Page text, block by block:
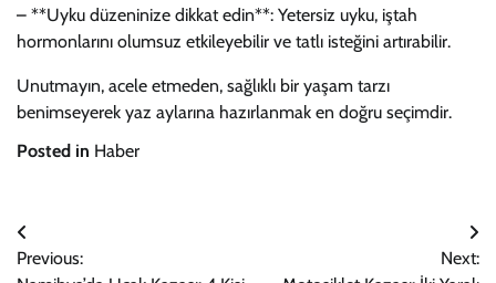
– **Uyku düzeninize dikkat edin**: Yetersiz uyku, iştah
hormonlarını olumsuz etkileyebilir ve tatlı isteğini artırabilir.
Unutmayın, acele etmeden, sağlıklı bir yaşam tarzı
benimseyerek yaz aylarına hazırlanmak en doğru seçimdir.
Posted in Haber
Yazı
Previous:
Next: